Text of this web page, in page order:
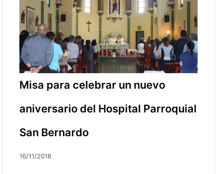
Misa para celebrar un nuevo
aniversario del Hospital Parroquial
San Bernardo
16/11/2018